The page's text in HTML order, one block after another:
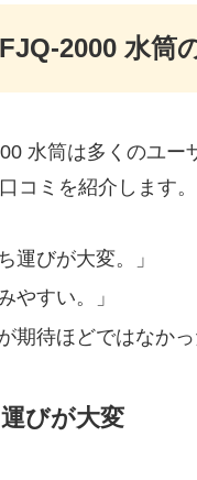
2000 水筒
水筒は多くのユー
コミを紹介します。
運びが大変。」
やすい。」
期待ほどではなかっ
びが大変